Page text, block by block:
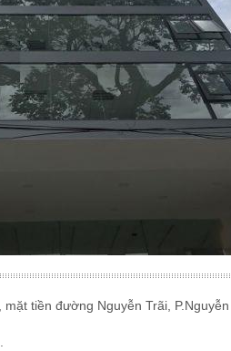
, mặt tiền đường Nguyễn Trãi,